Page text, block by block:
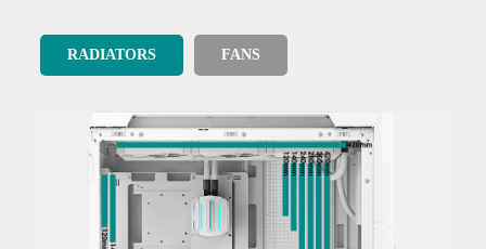
RADIATORS FANS